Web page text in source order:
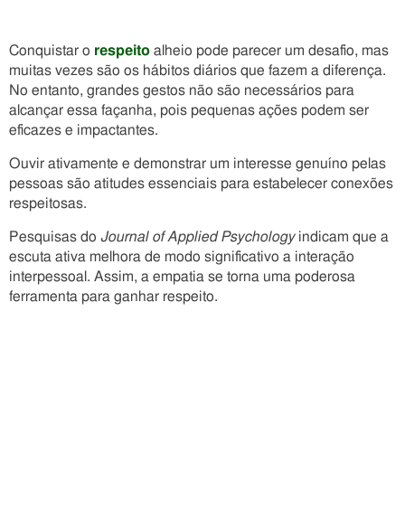
Conquistar o respeito alheio pode parecer um desafio, mas
muitas vezes são os hábitos diários que fazem a diferença.
No entanto, grandes gestos não são necessários para
alcançar essa façanha, pois pequenas ações podem ser
eficazes e impactantes.
Ouvir ativamente e demonstrar um interesse genuíno pelas
pessoas são atitudes essenciais para estabelecer conexões
respeitosas.
Pesquisas do Journal of Applied Psychologyindicam que a
escuta ativa melhora de modo significativo a interação
interpessoal. Assim, a empatia se torna uma poderosa
ferramenta para ganhar respeito.